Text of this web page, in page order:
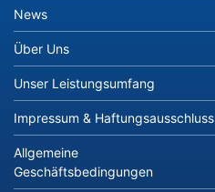
News
Über Uns
Unser Leistungsumfang
Impressum & Haftungsausschluss
Allgemeine
Geschäftsbedingungen